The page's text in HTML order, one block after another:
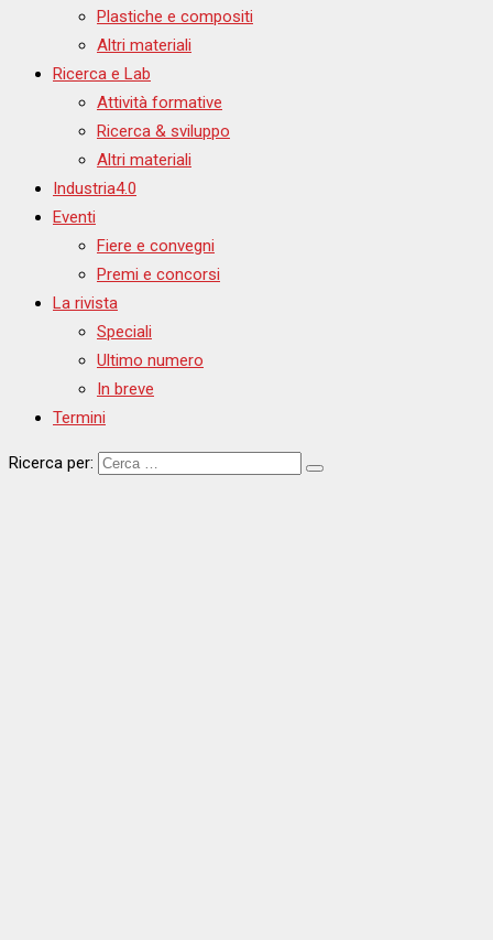
Plastiche e compositi
Altri materiali
Ricerca e Lab
Attività formative
Ricerca & sviluppo
Altri materiali
Industria4.0
Eventi
Fiere e convegni
Premi e concorsi
La rivista
Speciali
Ultimo numero
In breve
Termini
Ricerca per: